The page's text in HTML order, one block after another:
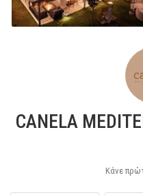
CANELA
Κάνε